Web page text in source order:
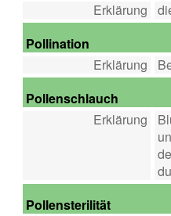
Erklärung
Pollination
Erklärung
Pollenschlauch
Erklärung
Pollensterilität